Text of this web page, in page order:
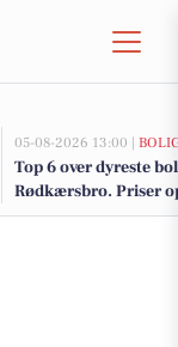
05-08-2026 13:00 |
Top 6 over dyreste
Rødkærsbro. Priser